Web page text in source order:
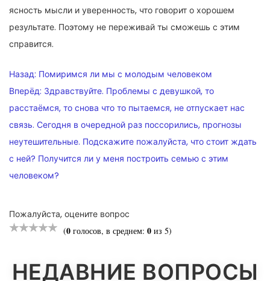
ясность мысли и уверенность, что говорит о хорошем
результате. Поэтому не переживай ты сможешь с этим
справится.
НАВИГАЦИЯ
ПО
ЗАПИСЯМ
Назад: Помиримся ли мы с молодым человеком
Вперёд: Здравствуйте. Проблемы с девушкой, то
расстаёмся, то снова что то пытаемся, не отпускает нас
связь. Сегодня в очередной раз поссорились, прогнозы
неутешительные. Подскажите пожалуйста, что стоит ждать
с ней? Получится ли у меня построить семью с этим
человеком?
Пожалуйста, оцените вопрос
(0 голосов, в среднем: 0 из 5)
НЕДАВНИЕ ВОПРОСЫ